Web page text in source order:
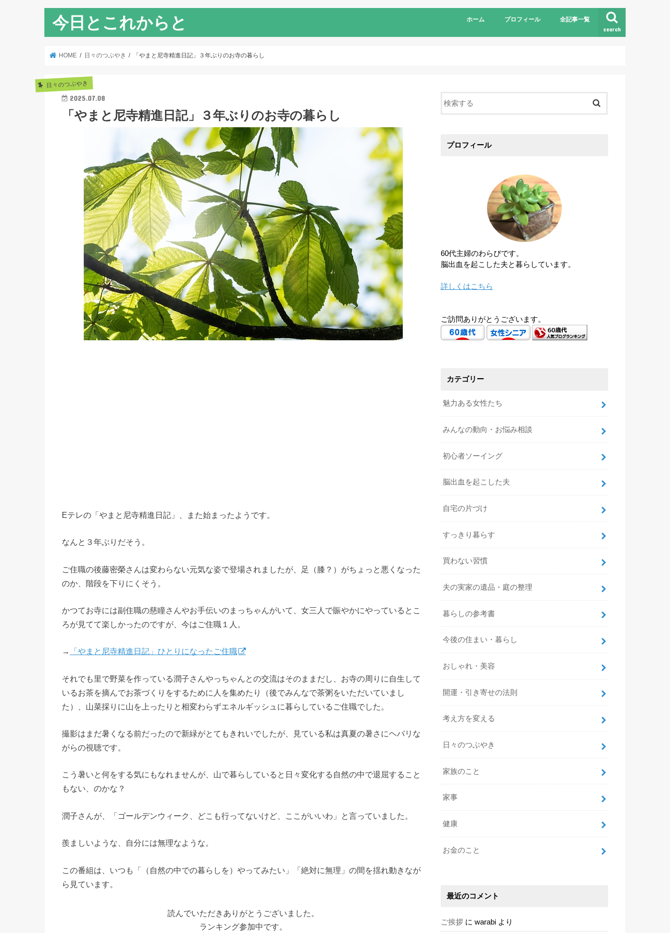
今日とこれからと search
ホーム プロフィール 全記事一覧
HOME 日々のつぶやき 「やまと尼寺精進日記」３年ぶりのお寺の暮らし
日々のつぶやき
2025.07.08
「やまと尼寺精進日記」３年ぶりのお寺の暮らし
Eテレの「やまと尼寺精進日記」、また始まったようです。
なんと３年ぶりだそう。
ご住職の後藤密榮さんは変わらない元気な姿で登場されましたが、足（膝？）がちょっと悪くなった
のか、階段を下りにくそう。
かつてお寺には副住職の慈瞳さんやお手伝いのまっちゃんがいて、女三人で賑やかにやっているとこ
ろが見てて楽しかったのですが、今はご住職１人。
→ 「やまと尼寺精進日記」ひとりになったご住職
それでも里で野菜を作っている潤子さんやっちゃんとの交流はそのままだし、お寺の周りに自生して
いるお茶を摘んでお茶づくりをするために人を集めたり（後でみんなで茶粥をいただいていまし
た）、山菜採りに山を上ったりと相変わらずエネルギッシュに暮らしているご住職でした。
撮影はまだ暑くなる前だったので新緑がとてもきれいでしたが、見ている私は真夏の暑さにヘバリな
がらの視聴です。
こう暑いと何をする気にもなれませんが、山で暮らしていると日々変化する自然の中で退屈すること
もない、のかな？
潤子さんが、「ゴールデンウィーク、どこも行ってないけど、ここがいいわ」と言っていました。
羨ましいような、自分には無理なような。
この番組は、いつも「（自然の中での暮らしを）やってみたい」「絶対に無理」の間を揺れ動きなが
ら見ています。
読んでいただきありがとうございました。
ランキング参加中です。
プロフィール
60代主婦のわらびです。
脳出血を起こした夫と暮らしています。
詳しくはこちら
ご訪問ありがとうございます。
カテゴリー
魅力ある女性たち
みんなの動向・お悩み相談
初心者ソーイング
脳出血を起こした夫
自宅の片づけ
すっきり暮らす
買わない習慣
夫の実家の遺品・庭の整理
暮らしの参考書
今後の住まい・暮らし
おしゃれ・美容
開運・引き寄せの法則
考え方を変える
日々のつぶやき
家族のこと
家事
健康
お金のこと
最近のコメント
ご挨拶 に warabi より